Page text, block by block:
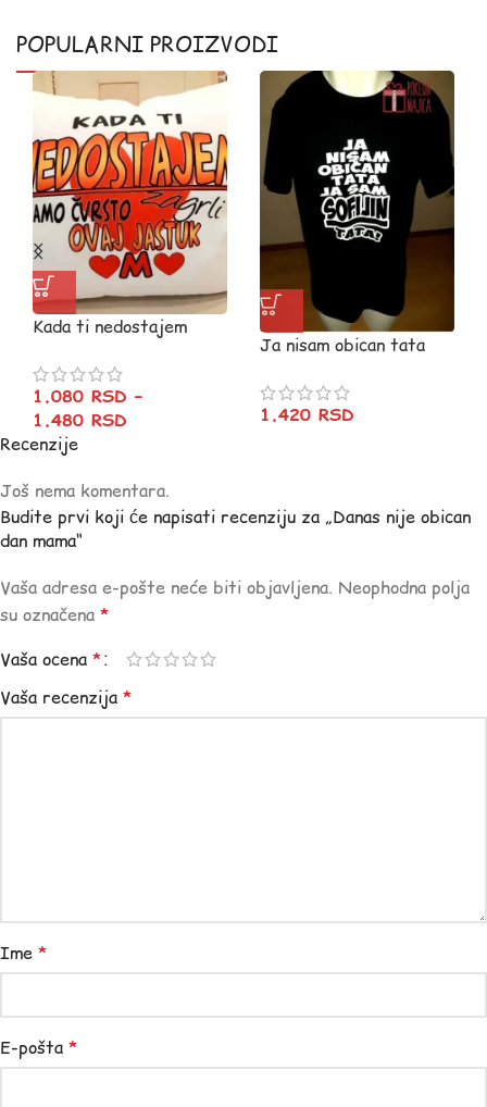
POPULARNI PROIZVODI
Kada ti nedostajem
1.080 RSD –
1.480 RSD
Ja nisam obican tata
1.420 RSD
Recenzije
Još nema komentara.
Budite prvi koji će napisati recenziju za „Danas nije obican
dan mama“
Vaša adresa e-pošte neće biti objavljena. Neophodna polja
su označena *
Vaša ocena *
Vaša recenzija *
Ime *
E-pošta *